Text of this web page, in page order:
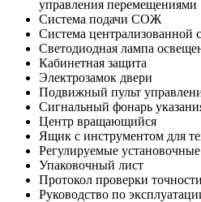
управления перемещениями
Система подачи СОЖ
Система централизованной
Светодиодная лампа
Кабинетная защита
Электрозамок двери
Подвижный пульт
Сигнальный фонарь
Центр вращающийся
Ящик с инструментом для
Регулируемые
Упаковочный лист
Протокол проверки точности
Руководство по